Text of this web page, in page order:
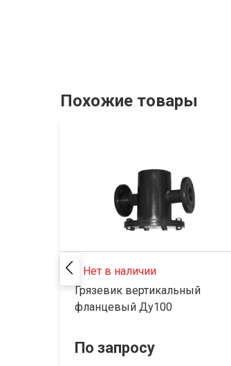
Похожие товары
Нет в наличии
Грязевик вертикальный
фланцевый Ду100
По запросу